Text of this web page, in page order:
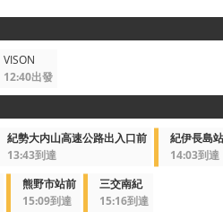
VISON
12:40出發
紀勢大内山高速公路出入口前
13:43到達
紀伊長島站
14:03到達
熊野市站前
15:09到達
三交南紀
15:16到達